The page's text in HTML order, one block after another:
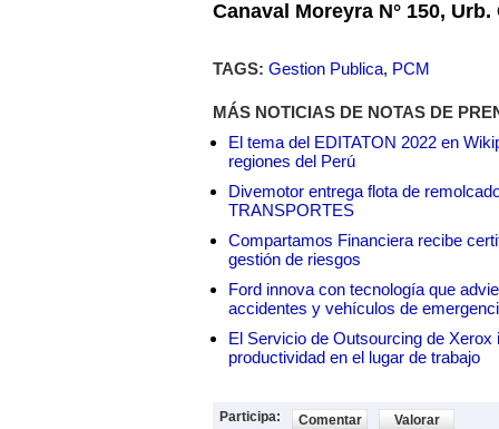
Canaval Moreyra N° 150,
TAGS: Gestion Publica, PCM
MÁS NOTICIAS DE NOTAS DE
El tema del EDITATON 2022 en
regiones del Perú
Divemotor entrega flota de
TRANSPORTES
Compartamos Financiera recibe
gestión de riesgos
Ford innova con tecnología que
accidentes y vehículos de
El Servicio de Outsourcing de
productividad en el lugar de trabajo
Participa: Comentar Valorar